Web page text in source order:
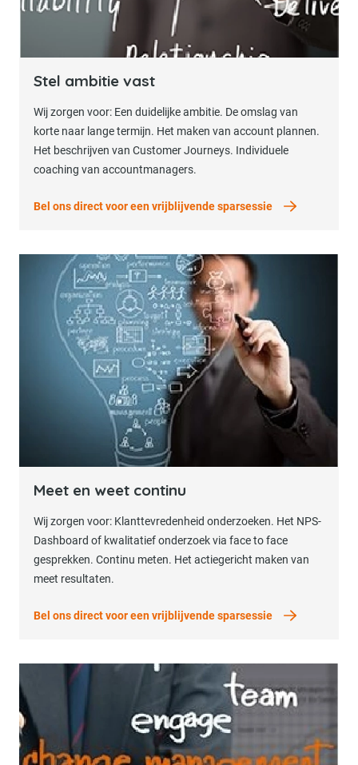
Bel ons direct voor een vrijblijvende
Stel ambitie vast
Wij zorgen voor: Een duidelijke ambitie. De omslag van
korte naar lange termijn. Het maken van account plannen.
Het beschrijven van Customer Journeys. Individuele
coaching van accountmanagers.
Bel ons direct voor een vrijblijvende sparsessie
Bel ons direct voor een vrijblijvende
Meet en weet continu
Wij zorgen voor: Klanttevredenheid onderzoeken. Het NPS-
Dashboard of kwalitatief onderzoek via face to face
gesprekken. Continu meten. Het actiegericht maken van
meet resultaten.
Bel ons direct voor een vrijblijvende sparsessie